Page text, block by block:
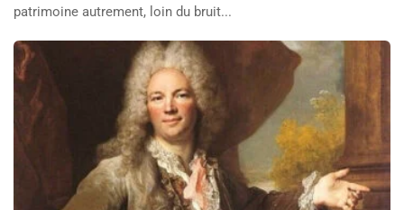
patrimoine autrement, loin du bruit...